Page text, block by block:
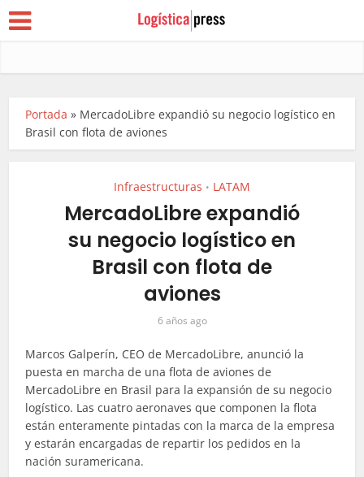
Portada » MercadoLibre expandió su negocio logístico en
Brasil con flota de aviones
Infraestructuras • LATAM
MercadoLibre expandió
su negocio logístico en
Brasil con flota de
aviones
6 años ago
Marcos Galperín, CEO de MercadoLibre, anunció la
puesta en marcha de una flota de aviones de
MercadoLibre en Brasil para la expansión de su negocio
logístico. Las cuatro aeronaves que componen la flota
están enteramente pintadas con la marca de la empresa
y estarán encargadas de repartir los pedidos en la
nación suramericana.